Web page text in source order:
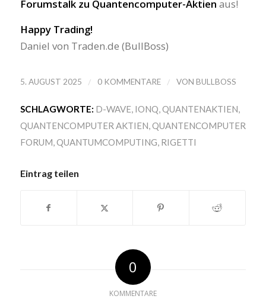
Forumstalk zu Quantencomputer-Aktien aus!
Happy Trading!
Daniel von Traden.de (BullBoss)
5. AUGUST 2025 / 0 KOMMENTARE / VON BULLBOSS
SCHLAGWORTE: D-WAVE, IONQ,QUANTENAKTIEN,
QUANTENCOMPUTER AKTIEN,QUANTENCOMPUTER
FORUM,QUANTUMCOMPUTING, RIGETTI
Eintrag teilen
0
KOMMENTARE